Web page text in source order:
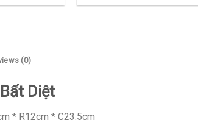
(0)
Diệt
* R12cm * C23.5cm